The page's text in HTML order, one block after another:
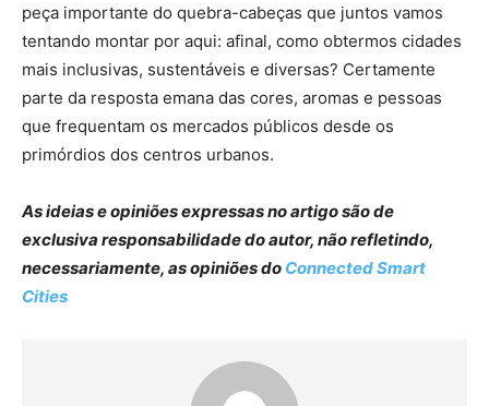
peça importante do quebra-cabeças que juntos vamos
tentando montar por aqui: afinal, como obtermos cidades
mais inclusivas, sustentáveis e diversas? Certamente
parte da resposta emana das cores, aromas e pessoas
que frequentam os mercados públicos desde os
primórdios dos centros urbanos.
As ideias e opiniões expressas no artigo são de
exclusiva responsabilidade do autor, não refletindo,
necessariamente, as opiniões do Connected Smart
Cities